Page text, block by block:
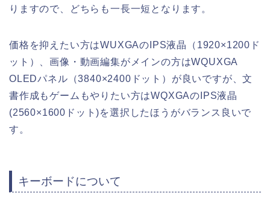
りますので、どちらも一長一短となります。
価格を抑えたい方はWUXGAのIPS液晶（1920×1200ド
ット）、画像・動画編集がメインの方はWQUXGA
OLEDパネル（3840×2400ドット）が良いですが、文
書作成もゲームもやりたい方はWQXGAのIPS液晶
(2560×1600ドット)を選択したほうがバランス良いで
す。
キーボードについて